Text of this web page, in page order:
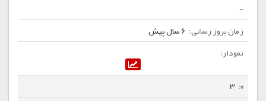
-
6 سال پیش
3